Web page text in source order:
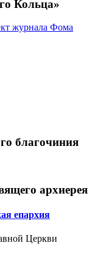
Кольца»
благочиния
архиерея
епархия
Церкви